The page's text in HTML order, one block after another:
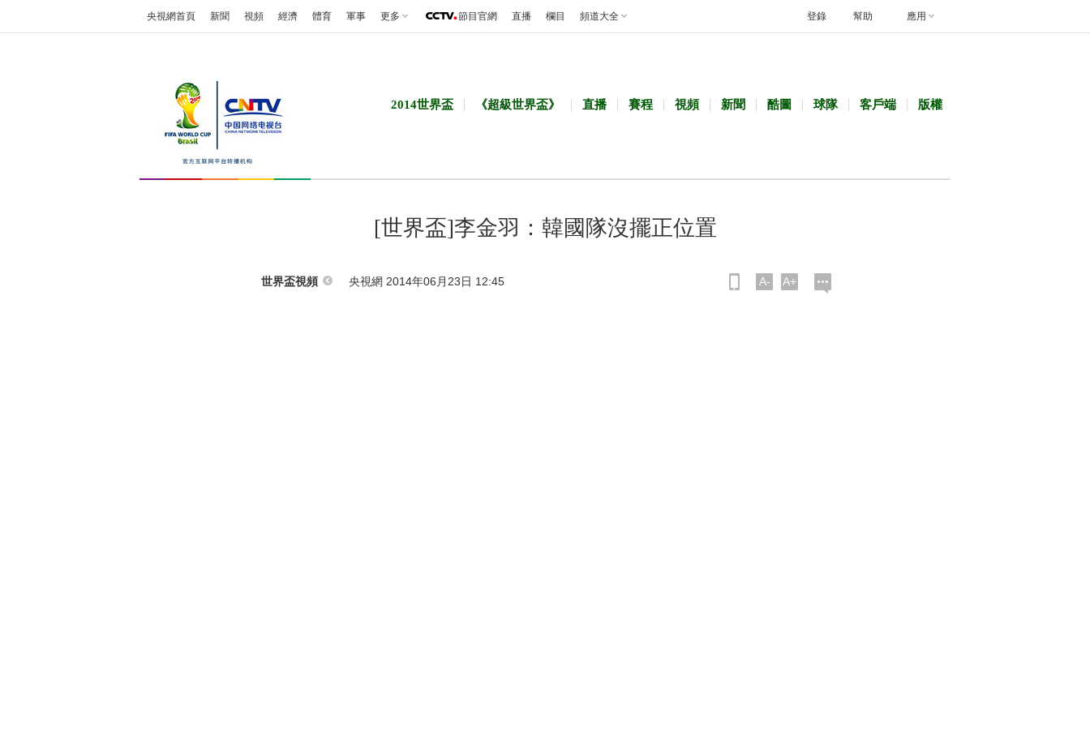
央視網首頁 新聞 視頻 經濟 體育 軍事 更多 節目官網 直播 欄目 頻道大全 幫助 應用
登錄
2014世界盃 《超級世界盃》 直播 賽程 視頻 新聞 酷圖 球隊 客戶端 版權
[世界盃]李金羽：韓國隊沒擺正位置
世界盃視頻 央視網 2014年06月23日 12:45 A- A+